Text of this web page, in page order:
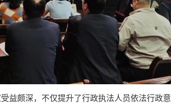
益颇深，不仅提升了行政执法人员依法行政